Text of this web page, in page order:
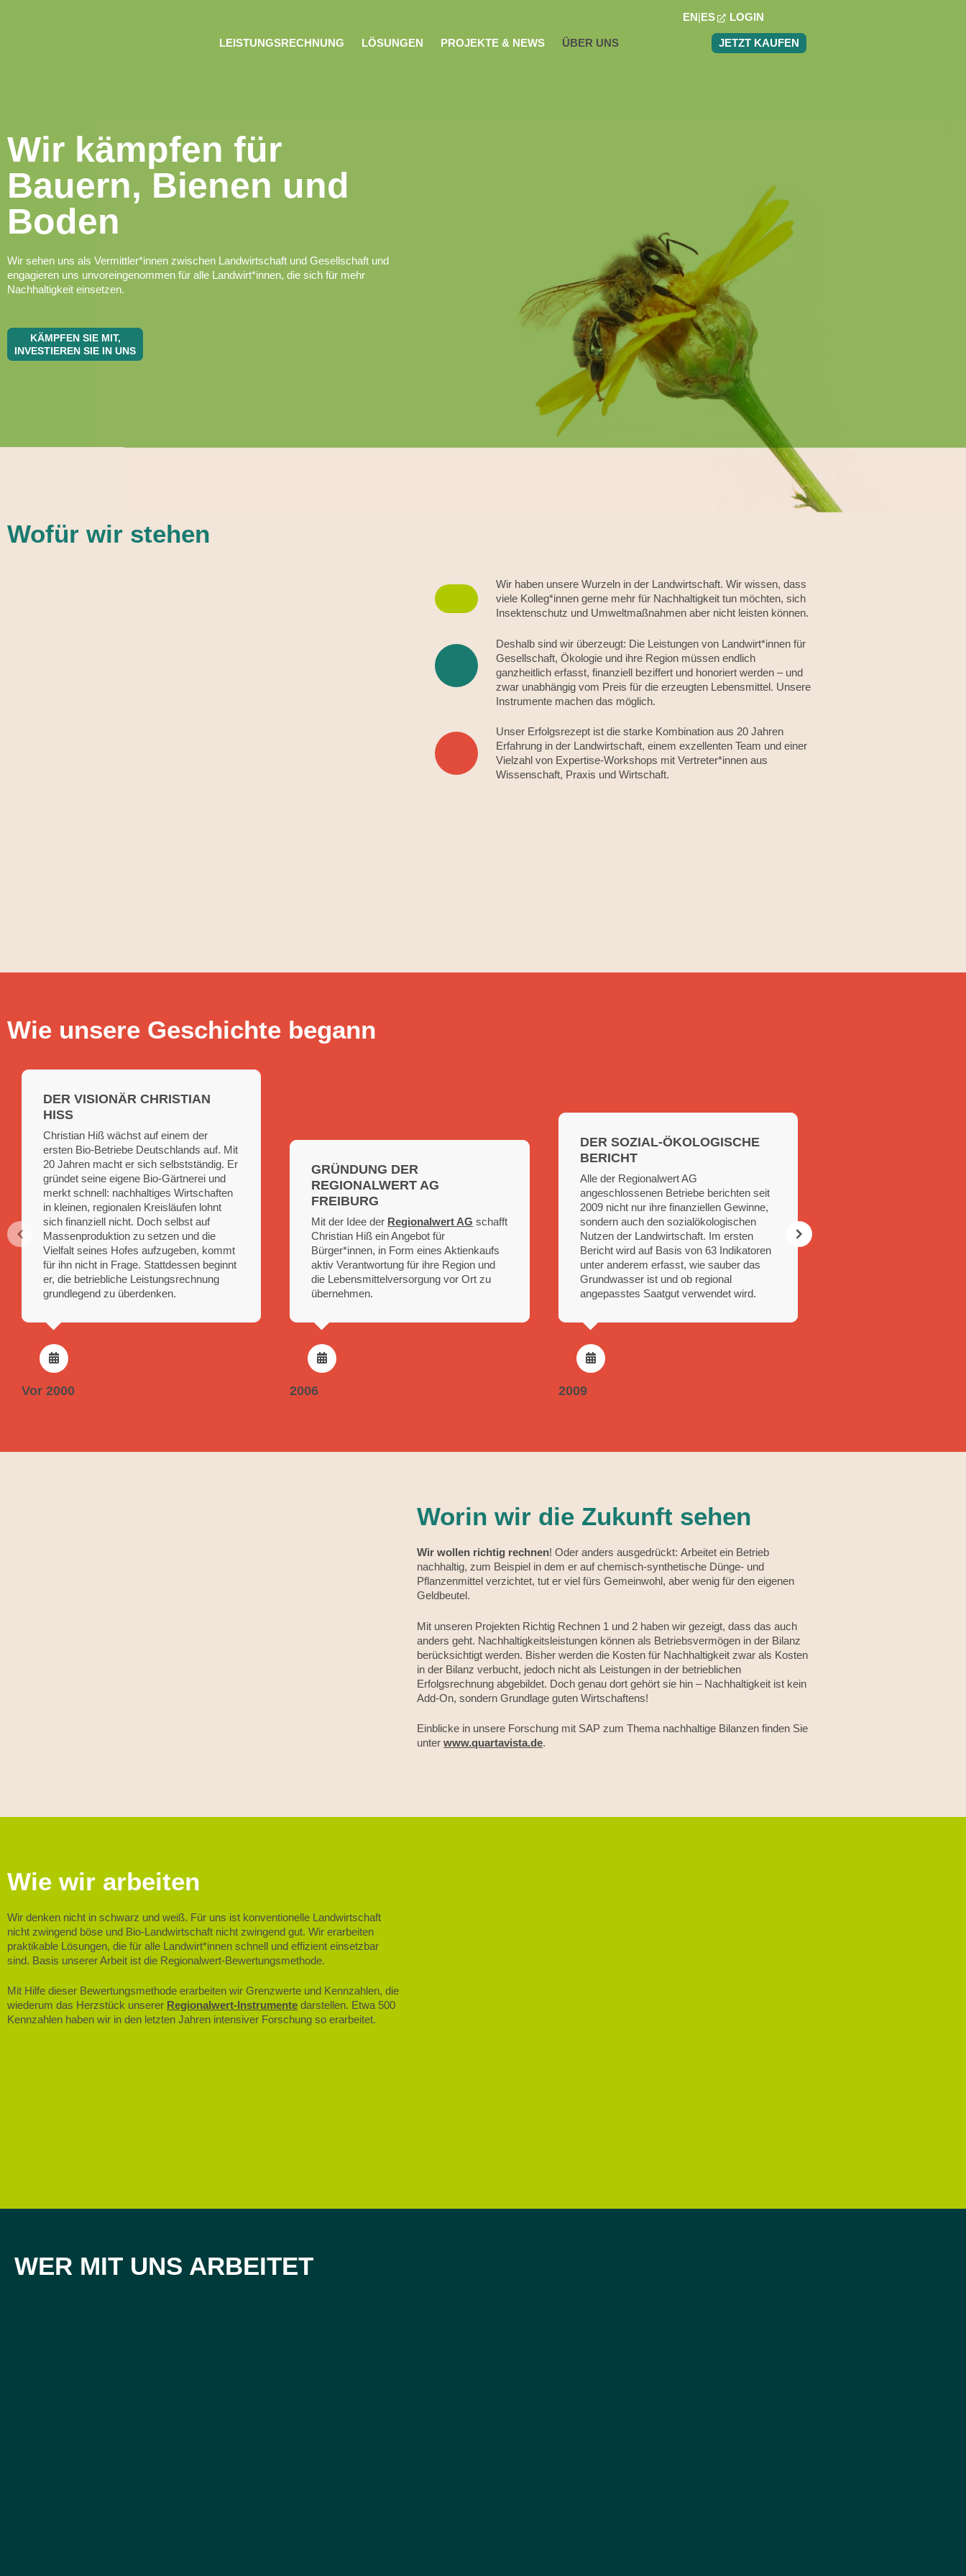
LEISTUNGSRECHNUNG LÖSUNGEN PROJEKTE & NEWS ÜBER UNS
EN ES LOGIN
JETZT KAUFEN
Wir kämpfen für
Bauern, Bienen und
Boden
Wir sehen uns als Vermittler*innen zwischen Landwirtschaft und Gesellschaft und
engagieren uns unvoreingenommen für alle Landwirt*innen, die sich für mehr
Nachhaltigkeit einsetzen.
KÄMPFEN SIE MIT,
INVESTIEREN SIE IN UNS
Wofür wir stehen
Wir haben unsere Wurzeln in der Landwirtschaft. Wir wissen, dass
viele Kolleg*innen gerne mehr für Nachhaltigkeit tun möchten, sich
Insektenschutz und Umweltmaßnahmen aber nicht leisten können.
Deshalb sind wir überzeugt: Die Leistungen von Landwirt*innen für
Gesellschaft, Ökologie und ihre Region müssen endlich
ganzheitlich erfasst, finanziell beziffert und honoriert werden – und
zwar unabhängig vom Preis für die erzeugten Lebensmittel. Unsere
Instrumente machen das möglich.
Unser Erfolgsrezept ist die starke Kombination aus 20 Jahren
Erfahrung in der Landwirtschaft, einem exzellenten Team und einer
Vielzahl von Expertise-Workshops mit Vertreter*innen aus
Wissenschaft, Praxis und Wirtschaft.
Wie unsere Geschichte begann
DER VISIONÄR CHRISTIAN
HISS
Christian Hiß wächst auf einem der
ersten Bio-Betriebe Deutschlands auf. Mit
20 Jahren macht er sich selbstständig. Er
gründet seine eigene Bio-Gärtnerei und
merkt schnell: nachhaltiges Wirtschaften
in kleinen, regionalen Kreisläufen lohnt
sich finanziell nicht. Doch selbst auf
Massenproduktion zu setzen und die
Vielfalt seines Hofes aufzugeben, kommt
für ihn nicht in Frage. Stattdessen beginnt
er, die betriebliche Leistungs­rechnung
grund­legend zu überdenken.
GRÜNDUNG DER
REGIONALWERT AG
FREIBURG
Mit der Idee der Regionalwert AG schafft
Christian Hiß ein Angebot für
Bürger*innen, in Form eines Aktienkaufs
aktiv Verantwortung für ihre Region und
die Lebens­mittel­versorgung vor Ort zu
übernehmen.
DER SOZIAL-ÖKOLOGISCHE
BERICHT
Alle der Regionalwert AG
angeschlossenen Betriebe berichten seit
2009 nicht nur ihre finanziellen Gewinne,
sondern auch den sozialökologischen
Nutzen der Landwirtschaft. Im ersten
Bericht wird auf Basis von 63 Indikatoren
unter anderem erfasst, wie sauber das
Grund­wasser ist und ob regional
angepasstes Saatgut verwendet wird.
Vor 2000 2006 2009
Worin wir die Zukunft sehen
Wir wollen richtig rechnen! Oder anders ausgedrückt: Arbeitet ein Betrieb
nachhaltig, zum Beispiel in dem er auf chemisch-synthetische Dünge- und
Pflanzenmittel verzichtet, tut er viel fürs Gemeinwohl, aber wenig für den eigenen
Geldbeutel.
Mit unseren Projekten Richtig Rechnen 1 und 2 haben wir gezeigt, dass das auch
anders geht. Nachhaltigkeitsleistungen können als Betriebsvermögen in der Bilanz
berücksichtigt werden. Bisher werden die Kosten für Nachhaltigkeit zwar als Kosten
in der Bilanz verbucht, jedoch nicht als Leistungen in der betrieblichen
Erfolgsrechnung abgebildet. Doch genau dort gehört sie hin – Nachhaltigkeit ist kein
Add-On, sondern Grundlage guten Wirtschaftens!
Einblicke in unsere Forschung mit SAP zum Thema nachhaltige Bilanzen finden Sie
unter www.quartavista.de.
Wie wir arbeiten
Wir denken nicht in schwarz und weiß. Für uns ist konventionelle Landwirtschaft
nicht zwingend böse und Bio-Landwirtschaft nicht zwingend gut. Wir erarbeiten
praktikable Lösungen, die für alle Landwirt*innen schnell und effizient einsetzbar
sind. Basis unserer Arbeit ist die Regionalwert-Bewertungsmethode.
Mit Hilfe dieser Bewertungsmethode erarbeiten wir Grenzwerte und Kennzahlen, die
wiederum das Herzstück unserer Regionalwert-Instrumente darstellen. Etwa 500
Kennzahlen haben wir in den letzten Jahren intensiver Forschung so erarbeitet.
WER MIT UNS ARBEITET